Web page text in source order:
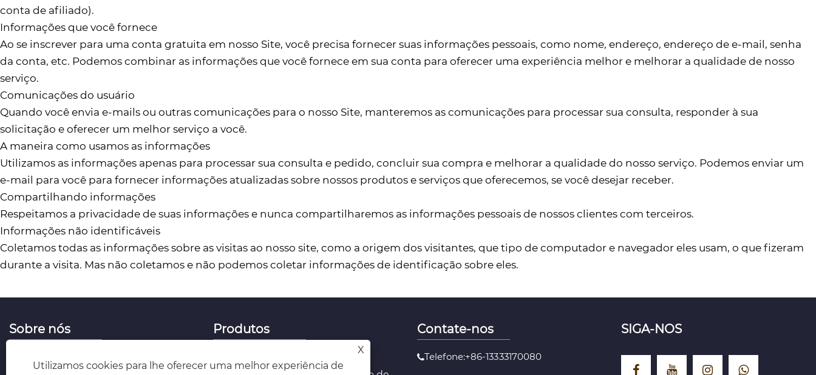
conta de afiliado).
Informações que você fornece
Ao se inscrever para uma conta gratuita em nosso Site, você precisa fornecer suas informações pessoais, como nome, endereço, endereço de e-mail, senha
da conta, etc. Podemos combinar as informações que você fornece em sua conta para oferecer uma experiência melhor e melhorar a qualidade de nosso
serviço.
Comunicações do usuário
Quando você envia e-mails ou outras comunicações para o nosso Site, manteremos as comunicações para processar sua consulta, responder à sua
solicitação e oferecer um melhor serviço a você.
A maneira como usamos as informações
Utilizamos as informações apenas para processar sua consulta e pedido, concluir sua compra e melhorar a qualidade do nosso serviço. Podemos enviar um
e-mail para você para fornecer informações atualizadas sobre nossos produtos e serviços que oferecemos, se você desejar receber.
Compartilhando informações
Respeitamos a privacidade de suas informações e nunca compartilharemos as informações pessoais de nossos clientes com terceiros.
Informações não identificáveis
Coletamos todas as informações sobre as visitas ao nosso site, como a origem dos visitantes, que tipo de computador e navegador eles usam, o que fizeram
durante a visita. Mas não coletamos e não podemos coletar informações de identificação sobre eles.
Sobre nós
perfil de companhia
Produtos
Matérias-primas de folha oca
Contate-nos
Telefone:+86-13333170080
SIGA-NOS
X
Utilizamos cookies para lhe oferecer uma melhor experiência de